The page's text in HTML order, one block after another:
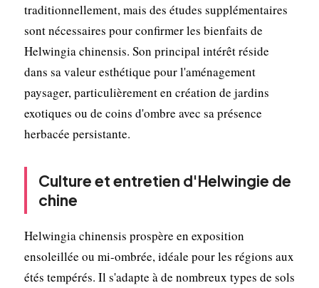
traditionnellement, mais des études supplémentaires
sont nécessaires pour confirmer les bienfaits de
Helwingia chinensis. Son principal intérêt réside
dans sa valeur esthétique pour l'aménagement
paysager, particulièrement en création de jardins
exotiques ou de coins d'ombre avec sa présence
herbacée persistante.
Culture et entretien d'Helwingie de
chine
Helwingia chinensis prospère en exposition
ensoleillée ou mi-ombrée, idéale pour les régions aux
étés tempérés. Il s'adapte à de nombreux types de sols